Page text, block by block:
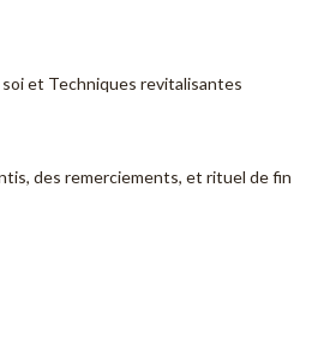
et Techniques revitalisantes
des remerciements, et rituel de fin